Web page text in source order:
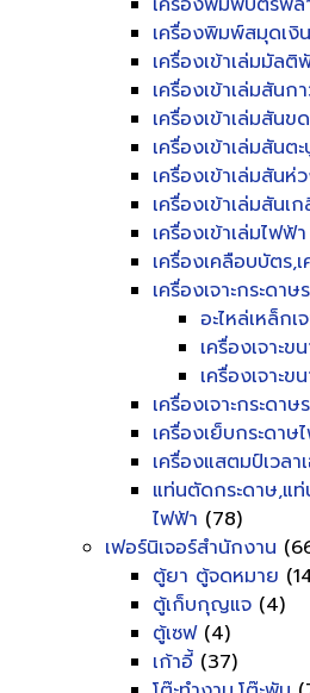
เครื่องพิมพ์สมุดเงิ
เครื่องเข้าเล่มมัลติ
เครื่องเข้าเล่มสันก
เครื่องเข้าเล่มสันข
เครื่องเข้าเล่มสันตะ
เครื่องเข้าเล่มสัน
เครื่องเข้าเล่มสันเ
เครื่องเข้าเล่มไฟฟ้า
เครื่องเคลือบบัตร,
เครื่องเจาะกระดา
อะไหล่เหล็กเ
เครื่องเจาะข
เครื่องเจาะ
เครื่องเจาะกระดา
เครื่องเย็บกระดาษ
เครื่องแสตมป์เวล
แท่นตัดกระดาษ,แ
ไฟฟ้า (78)
เฟอร์นิเจอร์สำนักงาน
ตู้ยา ตู้จดหมาย
ตู้เก็บกุญแจ (4)
ตู้เซฟ(4)
เก้าอี้ (37)